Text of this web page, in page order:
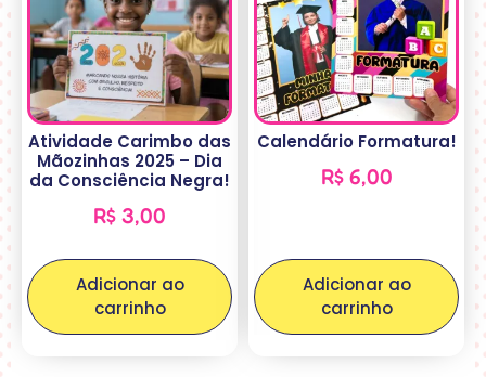
Atividade Carimbo das
Mãozinhas 2025 – Dia
da Consciência Negra!
R$ 3,00
Adicionar ao
carrinho
Calendário Formatura!
R$6,00
Adicionar ao
carrinho